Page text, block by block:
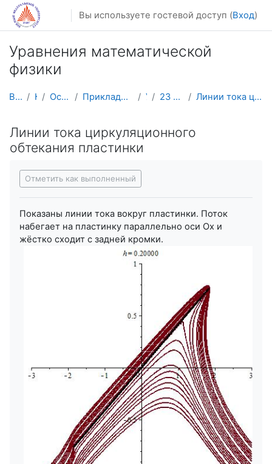
Перейти к основному содержанию
Вы используете гостевой доступ (Вход)
Уравнения математической
физики
В начало Курсы Осенний семестр Прикладная математика и информатика УМФ 23 февраля - 1 марта Линии тока циркуляционного обтекания пластинки
Линии тока циркуляционного
обтекания пластинки
Отметить как выполненный
Показаны линии тока вокруг пластинки. Поток
набегает на пластинку параллельно оси Ox и
жёстко сходит с задней кромки.